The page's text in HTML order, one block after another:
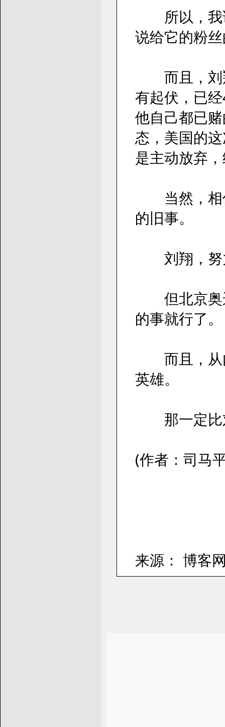
所以，我
说给它的粉
而且，刘
有起伏，已
他自己都已
态，美国的
是主动放弃
当然，相
的旧事。
刘翔，努
但北京奥
的事就行了。
而且，从
英雄。
那一定比
(作者：司马
来源： 博